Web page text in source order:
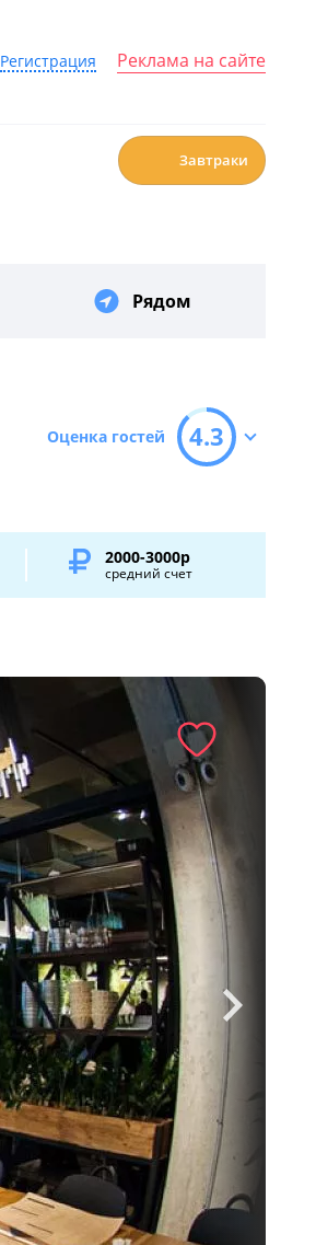
Регистрация Реклама на сайте
Завтраки
Рядом
Оценка гостей 4.3
2000-3000р
средний счет